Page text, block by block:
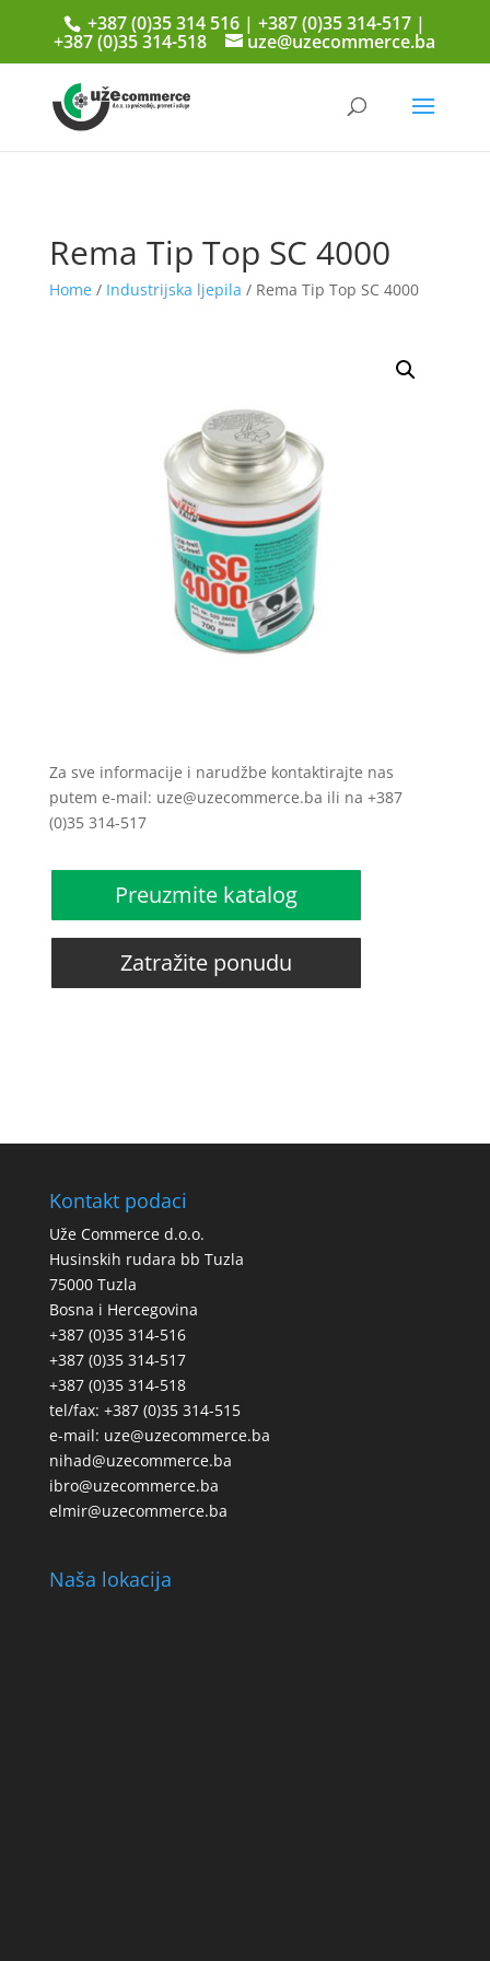
+387 (0)35 314 516 | +387 (0)35 314-517 |
+387 (0)35 314-518 uze@uzecommerce.ba
Rema Tip Top SC 4000
Home/ Industrijska ljepila / Rema Tip Top SC 4000
Za sve informacije i narudžbe kontaktirajte nas
putem e-mail: uze@uzecommerce.ba ili na +387
(0)35 314-517
Preuzmite katalog
Zatražite ponudu
Kontakt podaci
Uže Commerce d.o.o.
Husinskih rudara bb Tuzla
75000 Tuzla
Bosna i Hercegovina
+387 (0)35 314-516
+387 (0)35 314-517
+387 (0)35 314-518
tel/fax: +387 (0)35 314-515
e-mail: uze@uzecommerce.ba
nihad@uzecommerce.ba
ibro@uzecommerce.ba
elmir@uzecommerce.ba
Naša lokacija